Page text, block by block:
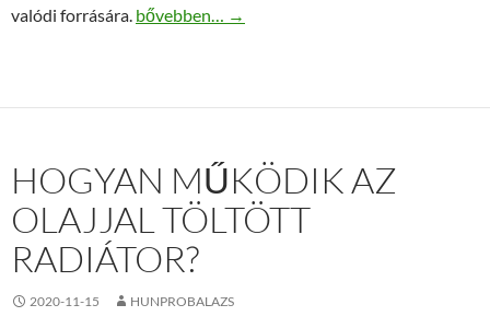
valódi forrására. Nem indul az autó? Ellenőrizze kap-e elég
bővebben… →
HOGYAN MŰKÖDIK AZ
OLAJJAL TÖLTÖTT
RADIÁTOR?
2020-11-15 HUNPROBALAZS